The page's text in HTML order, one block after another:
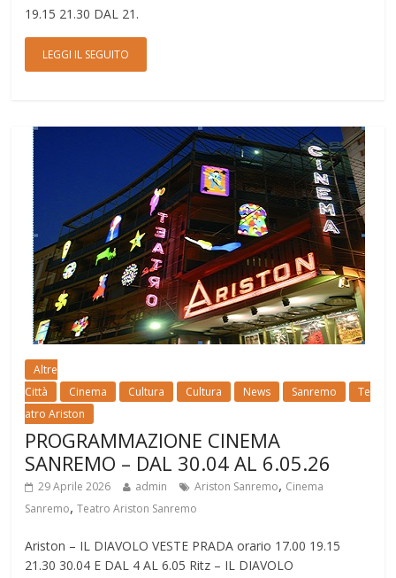
19.15 21.30 DAL 21.
LEGGI IL SEGUITO
Altre
Città
Cinema Cultura Cultura News Sanremo
Te
atro Ariston
PROGRAMMAZIONE CINEMA
SANREMO – DAL 30.04 AL 6.05.26
29 Aprile 2026 admin Ariston Sanremo, Cinema
Sanremo,Teatro Ariston Sanremo
Ariston – IL DIAVOLO VESTE PRADA orario 17.00 19.15
21.30 30.04 E DAL 4 AL 6.05 Ritz – IL DIAVOLO